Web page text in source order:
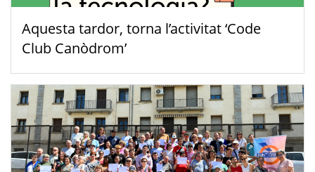
Aquesta tardor, torna l’activitat ‘Code
Club Canòdrom’